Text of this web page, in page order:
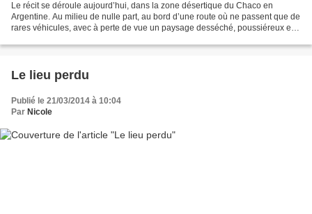
Le récit se déroule aujourd’hui, dans la zone désertique du Chaco en
Argentine. Au milieu de nulle part, au bord d’une route où ne passent que de
rares véhicules, avec à perte de vue un paysage desséché, poussiéreux et
Le lieu perdu
Publié le 21/03/2014 à 10:04
Par Nicole